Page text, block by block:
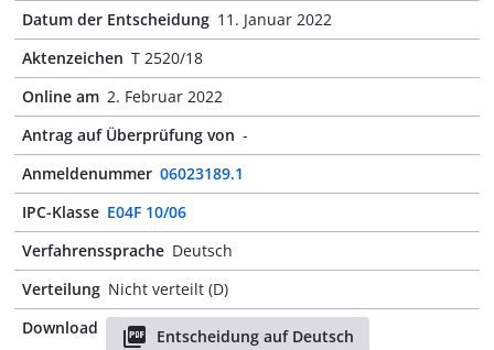
Datum der Entscheidung 11. Januar 2022
Aktenzeichen T 2520/18
Online am 2. Februar 2022
Antrag auf Überprüfung von -
Anmeldenummer 06023189.1
IPC-Klasse E04F 10/06
Verfahrenssprache Deutsch
Verteilung Nicht verteilt (D)
Download
Entscheidung auf Deutsch